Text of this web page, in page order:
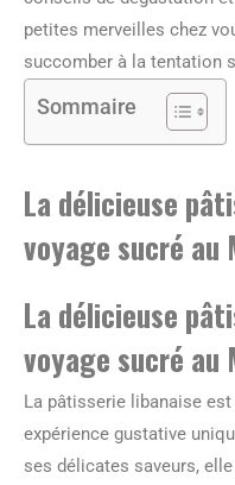
petites merveilles chez
succomber à la tentation
Sommaire
La délicieuse
voyage sucré au
La délicieuse
voyage sucré au
La pâtisserie libanaise
expérience gustative
ses délicates saveurs,